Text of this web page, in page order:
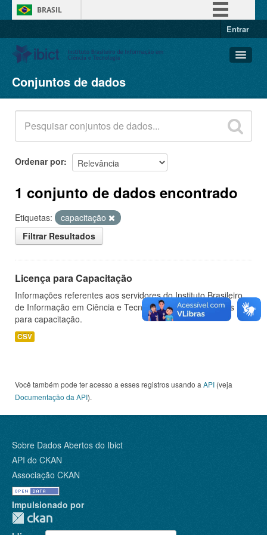
BRASIL
Entrar
Conjuntos de dados
Organizações
Grupos
Sobre
Conjuntos de dados
Ordenar por
1 conjunto de dados encontrado
Etiquetas:
capacitação
Filtrar Resultados
Licença para Capacitação
Informações referentes aos servidores do Instituto Brasileiro
de Informação em Ciência e Tecnologia (IBICT) afastados
para capacitação.
CSV
Você também pode ter acesso a esses registros usando a API (veja
Documentação da API).
Sobre Dados Abertos do Ibict
API do CKAN
Associação CKAN
Impulsionado por